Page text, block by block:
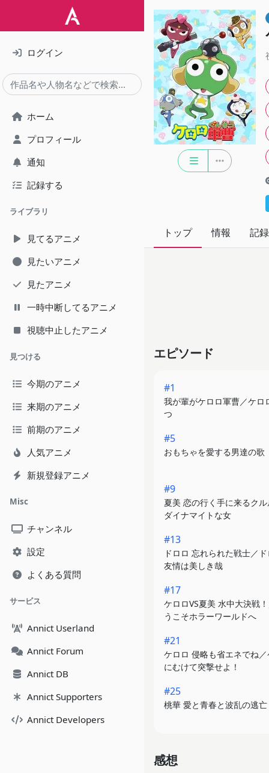
ログイン
ホーム
プロフィール
通知
記録する
ライブラリ
見てるアニメ
見たいアニメ
見たアニメ
一時中断してるアニメ
視聴中止したアニメ
見つける
今期のアニメ
来期のアニメ
前期のアニメ
人気アニメ
新規登録アニメ
Misc
チャンネル
設定
よくある質問
サービス
Annict Userland
Annict Forum
Annict DB
Annict Supporters
Annict Developers
トップ 情報 記録
エピソード
#1
我が輩がケロロ軍曹／ケロ
つ
#5
おもちゃを愛する男達の歌
#9
夏美 恋の行く手に来るク
ダイナマイトな女
#13
ドロロ 忘れられた戦士／
友情は美しき哉
#17
ケロロVS夏美 水中大決戦
うこそホラーワールドへ
#21
ケロロ 侵略も省エネでね
にむけて突撃せよ！
#25
桃華 愛と青春と波乱の逃亡
感想